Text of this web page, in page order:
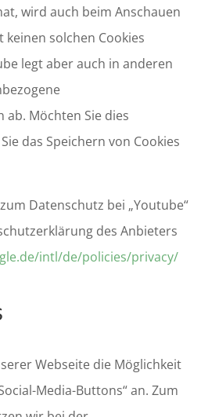
wird auch beim Anschauen
solchen Cookies
legt aber auch in anderen
Möchten Sie dies
das Speichern von Cookies
Datenschutz bei „Youtube“
des Anbieters
intl/de/policies/privacy/
Webseite die Möglichkeit
Media-Buttons“ an. Zum